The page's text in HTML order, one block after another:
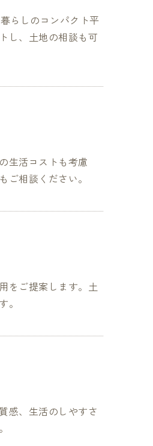
らしのコンパクト平
し、土地の相談も可
生活コストも考慮
相談ください。
をご提案します。土
。
感、生活のしやすさ